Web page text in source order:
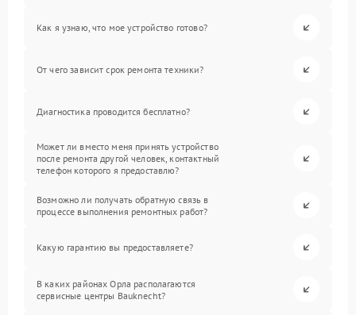
Как я узнаю, что мое устройство готово?
От чего зависит срок ремонта техники?
Диагностика проводится бесплатно?
Может ли вместо меня принять устройство
после ремонта другой человек, контактный
телефон которого я предоставлю?
Возможно ли получать обратную связь в
процессе выполнения ремонтных работ?
Какую гарантию вы предоставляете?
В каких районах Орла располагаются
сервисные центры Bauknecht?